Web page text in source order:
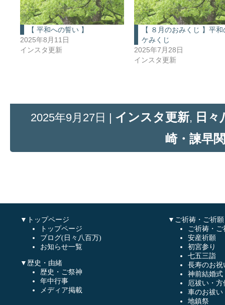
【 平和への誓い 】
2025年8月11日
インスタ更新
【 ８月のおみくじ 】平
ケみくじ
2025年7月28日
インスタ更新
2025年9月27日 | インスタ更新, 日々
崎・諫早
▼トップページ
トップページ
ブログ(日々八百万)
お知らせ一覧
▼歴史・由緒
歴史・ご祭神
年中行事
メディア掲載
▼ご祈祷・ご祈願
ご祈祷・
安産祈願
初宮参り
七五三詣
長寿のお祝
神前結婚式
厄祓い・方
車のお祓い
地鎮祭